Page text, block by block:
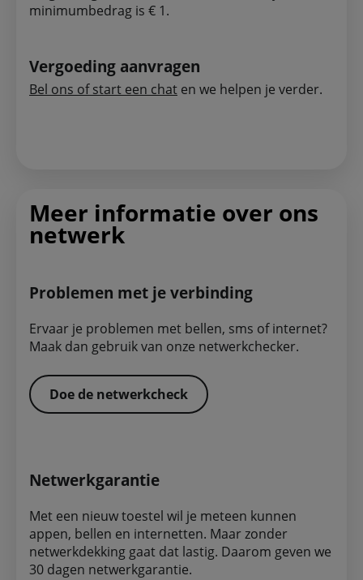
minimumbedrag is € 1.
Vergoeding aanvragen
Bel ons of start een chat en we helpen je verder.
Meer informatie over ons
netwerk
Problemen met je verbinding
Ervaar je problemen met bellen, sms of internet?
Maak dan gebruik van onze netwerkchecker.
Doe de netwerkcheck
Netwerkgarantie
Met een nieuw toestel wil je meteen kunnen
appen, bellen en internetten. Maar zonder
netwerkdekking gaat dat lastig. Daarom geven we
30 dagen netwerkgarantie.